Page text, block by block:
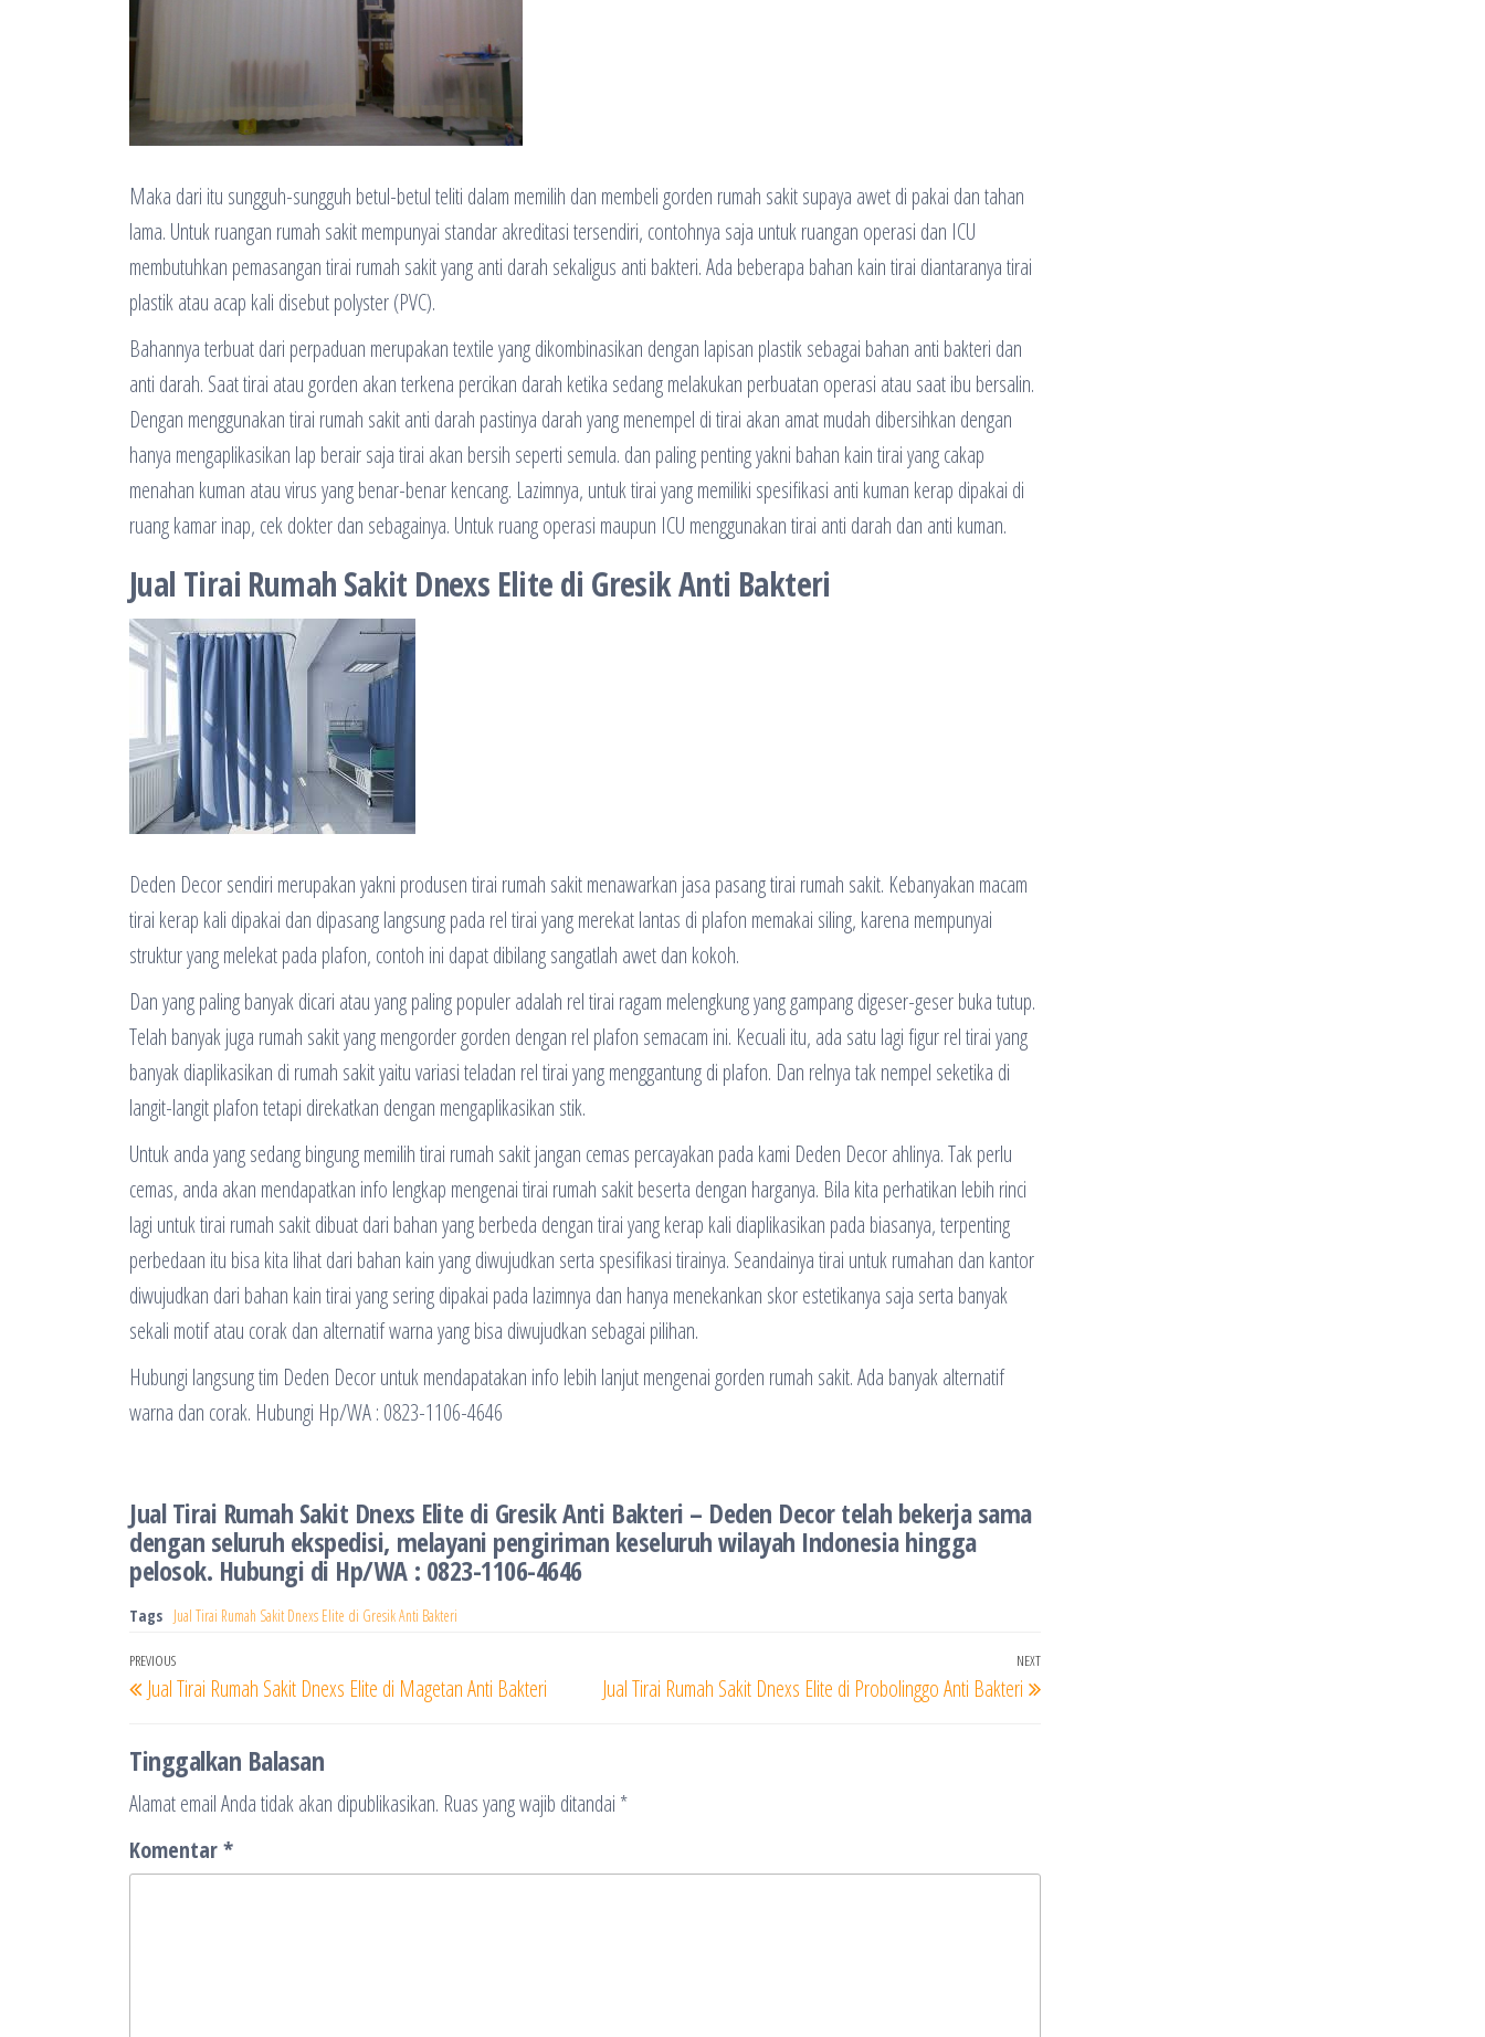
Maka dari itu sungguh-sungguh betul-betul teliti dalam memilih dan membeli gorden rumah sakit supaya awet di pakai dan tahan
lama. Untuk ruangan rumah sakit mempunyai standar akreditasi tersendiri, contohnya saja untuk ruangan operasi dan ICU
membutuhkan pemasangan tirai rumah sakit yang anti darah sekaligus anti bakteri. Ada beberapa bahan kain tirai diantaranya tirai
plastik atau acap kali disebut polyster (PVC).
Bahannya terbuat dari perpaduan merupakan textile yang dikombinasikan dengan lapisan plastik sebagai bahan anti bakteri dan
anti darah. Saat tirai atau gorden akan terkena percikan darah ketika sedang melakukan perbuatan operasi atau saat ibu bersalin.
Dengan menggunakan tirai rumah sakit anti darah pastinya darah yang menempel di tirai akan amat mudah dibersihkan dengan
hanya mengaplikasikan lap berair saja tirai akan bersih seperti semula. dan paling penting yakni bahan kain tirai yang cakap
menahan kuman atau virus yang benar-benar kencang. Lazimnya, untuk tirai yang memiliki spesifikasi anti kuman kerap dipakai di
ruang kamar inap, cek dokter dan sebagainya. Untuk ruang operasi maupun ICU menggunakan tirai anti darah dan anti kuman.
Jual Tirai Rumah Sakit Dnexs Elite di Gresik Anti Bakteri
Deden Decor sendiri merupakan yakni produsen tirai rumah sakit menawarkan jasa pasang tirai rumah sakit. Kebanyakan macam
tirai kerap kali dipakai dan dipasang langsung pada rel tirai yang merekat lantas di plafon memakai siling, karena mempunyai
struktur yang melekat pada plafon, contoh ini dapat dibilang sangatlah awet dan kokoh.
Dan yang paling banyak dicari atau yang paling populer adalah rel tirai ragam melengkung yang gampang digeser-geser buka tutup.
Telah banyak juga rumah sakit yang mengorder gorden dengan rel plafon semacam ini. Kecuali itu, ada satu lagi figur rel tirai yang
banyak diaplikasikan di rumah sakit yaitu variasi teladan rel tirai yang menggantung di plafon. Dan relnya tak nempel seketika di
langit-langit plafon tetapi direkatkan dengan mengaplikasikan stik.
Untuk anda yang sedang bingung memilih tirai rumah sakit jangan cemas percayakan pada kami Deden Decor ahlinya. Tak perlu
cemas, anda akan mendapatkan info lengkap mengenai tirai rumah sakit beserta dengan harganya. Bila kita perhatikan lebih rinci
lagi untuk tirai rumah sakit dibuat dari bahan yang berbeda dengan tirai yang kerap kali diaplikasikan pada biasanya, terpenting
perbedaan itu bisa kita lihat dari bahan kain yang diwujudkan serta spesifikasi tirainya. Seandainya tirai untuk rumahan dan kantor
diwujudkan dari bahan kain tirai yang sering dipakai pada lazimnya dan hanya menekankan skor estetikanya saja serta banyak
sekali motif atau corak dan alternatif warna yang bisa diwujudkan sebagai pilihan.
Hubungi langsung tim Deden Decor untuk mendapatakan info lebih lanjut mengenai gorden rumah sakit. Ada banyak alternatif
warna dan corak. Hubungi Hp/WA : 0823-1106-4646
Jual Tirai Rumah Sakit Dnexs Elite di Gresik Anti Bakteri – Deden Decor telah bekerja sama
dengan seluruh ekspedisi, melayani pengiriman keseluruh wilayah Indonesia hingga
pelosok. Hubungi di Hp/WA : 0823-1106-4646
Tags Jual Tirai Rumah Sakit Dnexs Elite di Gresik Anti Bakteri
Navigasi
pos
Previous
Post
PREVIOUS
Jual Tirai Rumah Sakit Dnexs Elite di Magetan Anti Bakteri
Next
Post
NEXT
Jual Tirai Rumah Sakit Dnexs Elite di Probolinggo Anti Bakteri
Tinggalkan Balasan
Alamat email Anda tidak akan dipublikasikan. Ruas yang wajib ditandai *
Komentar*